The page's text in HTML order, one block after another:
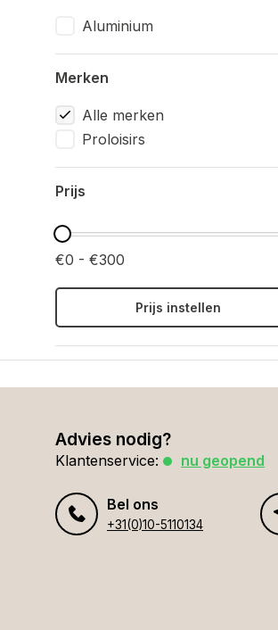
Aluminium
Merken
Alle merken
Proloisirs
Prijs
€0 - €300
Prijs instellen
Advies nodig?
Klantenservice: nu geopend
Bel ons
+31(0)10-5110134